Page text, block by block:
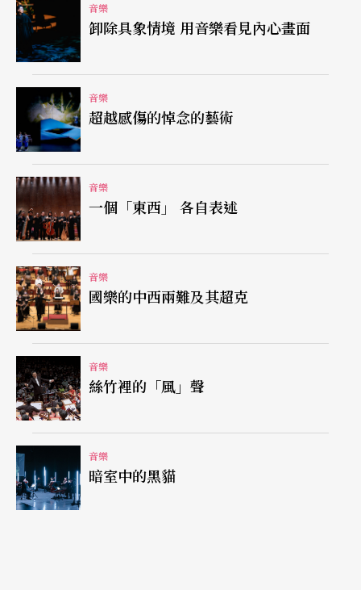
同風格樂曲的修養，但只能在首演上「展現」自
己，其最後的結果也就只能等同於一部「同步的」
樂譜翻譯機。
其次，就作曲層面而言，只有經過一而再，再而三
與聽衆的接觸，作品的良窳才可能被分辨出來，否
則，在首演即等於終演的情形下，樂譜即等同於資
料，而好壞不分的結果要說能因不斷的創作而走出
一條新路來，也必將是欺人之談。
在九月四日這場音樂會的六首樂曲中，首演的即有
兩首長達三十多分的樂曲──關迺忠的〈第三交響
曲〉、楊寶智的〈川江〉以及劉莊的〈廣陵敍
事〉、盧亮輝的〈秋〉、汪智平的〈汨羅江隨想
曲〉，在時間與曲數上都佔六分之五以上，這種情
形也就難怪許多人出來後會覺得「好累啊！」。而
音樂會辦到此種地步，下次又有誰還敢再上門來
呢？
音樂
卸除具象情境 用音樂看見內心畫面
音樂
超越感傷的悼念的藝術
音樂
一個「東西」 各自表述
音樂
國樂的中西兩難及其超克
音樂
絲竹裡的「風」聲
音樂
暗室中的黑貓